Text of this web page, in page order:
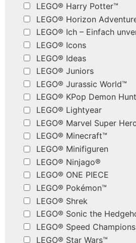
LEGO® Harry Potter™
LEGO® Horizon
LEGO® Ich – Einfach
LEGO® Icons
LEGO® Ideas
LEGO® Juniors
LEGO® Jurassic World™
LEGO® KPop Demon
LEGO® Lightyear
LEGO® Marvel Super
LEGO® Minecraft™
LEGO® Minifiguren
LEGO® Ninjago®
LEGO® ONE PIECE
LEGO® Pokémon™
LEGO® Shrek
LEGO® Sonic the
LEGO® Speed Champions
LEGO® Star Wars™